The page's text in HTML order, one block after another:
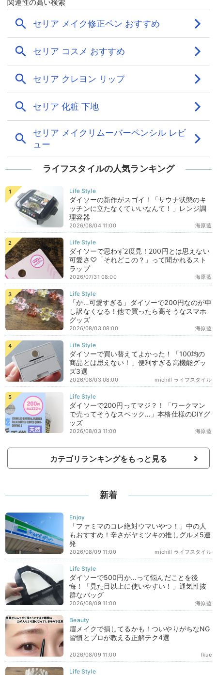
ライフスタイルの人気ランキング
ダイソーの新作がスゴイ！「サウナ状態のキ
ッチンに立たなくていいなんて！」レンジ調
理容器
海原藍
2026/08/04 11:00
ダイソーで思わず2度見！200円とは思えない
可愛さ♡「それどこの？」って聞かれるスト
ラップ
海原藍
2026/07/31 08:00
「か…可愛すぎる」ダイソーで200円なのが申
し訳なくなる！他で買ったら高そうなスマホ
グッズ
海原藍
2026/08/03 08:00
ダイソーで買い替えてよかった！「100均の
商品とは思えない！」便利すぎる高機能グッ
ズ3選
michill ライフスタイル
2026/08/03 08:00
ダイソーで200円ってマジ？！「ワークマン
で売ってそうなスペック…」本格仕様のDIYグ
ッズ
海原藍
2026/08/03 11:00
カテゴリランキングをもっと見る
新着
「ファミマのコレ絶対ウマいやつ！」中の人
もおすすめ！辛さがヤミツキの推しグルメ5連
発
michill ライフスタイル
2026/08/09 11:00
ダイソーで500円か…って悩んだことを後
悔！「見た目以上に使いやすい！」通気性抜
群なバッグ
海原藍
2026/08/09 11:00
眉メイクで損してるかも！ついやりがちなNG
習慣とプロが教える正解テク4選
Ikue
2026/08/09 11:00